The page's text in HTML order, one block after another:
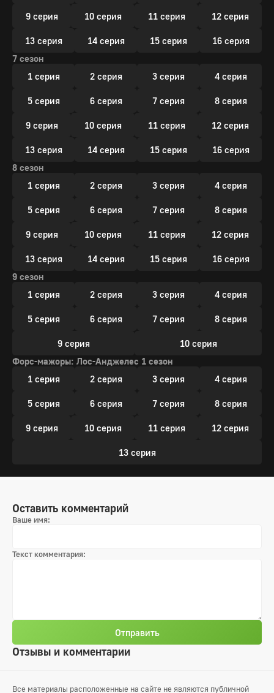
9 серия 10 серия 11 серия 12 серия
13 серия 14 серия 15 серия
16 серия
7 сезон
1 серия
2 серия 3 серия 4 серия
5 серия 6 серия 7 серия 8 серия
9 серия 10 серия 11 серия 12 серия
13 серия 14 серия 15 серия
16 серия
8 сезон
1 серия
2 серия 3 серия 4 серия
5 серия 6 серия 7 серия 8 серия
9 серия 10 серия 11 серия 12 серия
13 серия 14 серия 15 серия
16 серия
9 сезон
1 серия
2 серия 3 серия 4 серия
5 серия 6 серия 7 серия 8 серия
9 серия
10 серия
Форс-мажоры: Лос-Анджелес 1 сезон
1 серия
2 серия 3 серия 4 серия
5 серия 6 серия 7 серия 8 серия
9 серия 10 серия 11 серия 12 серия
13 серия
Отзывы и комментарии
Оставить комментарий
Ваше имя:
Текст комментария:
Отправить
Все материалы расположенные на сайте не являются публичной